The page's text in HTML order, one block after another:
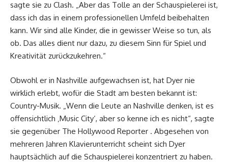
sagte sie zu Clash. „Aber das Tolle an der Schauspielerei ist,
dass ich das in einem professionellen Umfeld beibehalten
kann. Wir sind alle Kinder, die in gewisser Weise so tun, als
ob. Das alles dient nur dazu, zu diesem Sinn für Spiel und
Kreativität zurückzukehren.“
Obwohl er in Nashville aufgewachsen ist, hat Dyer nie
wirklich erlebt, wofür die Stadt am besten bekannt ist:
Country-Musik. „Wenn die Leute an Nashville denken, ist es
offensichtlich ‚Music City‘, aber so kenne ich es nicht“, sagte
sie gegenüber The Hollywood Reporter . Abgesehen von
mehreren Jahren Klavierunterricht scheint sich Dyer
hauptsächlich auf die Schauspielerei konzentriert zu haben.